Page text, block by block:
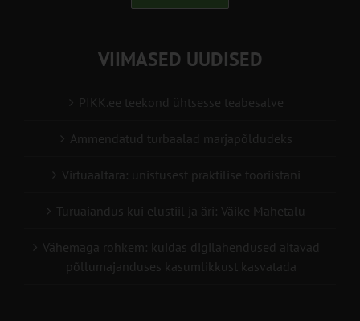
VIIMASED UUDISED
PIKK.ee teekond ühtsesse teabesalve
Ammendatud turbaalad marjapõldudeks
Virtuaaltara: unistusest praktilise tööriistani
Turuaiandus kui elustiil ja äri: Väike Mahetalu
Vähemaga rohkem: kuidas digilahendused aitavad
põllumajanduses kasumlikkust kasvatada